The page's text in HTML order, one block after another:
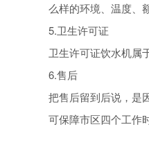
么样的环境、温度、
5.卫生许可证
卫生许可证饮水机属
6.售后
把售后留到后说，是
可保障市区四个工作